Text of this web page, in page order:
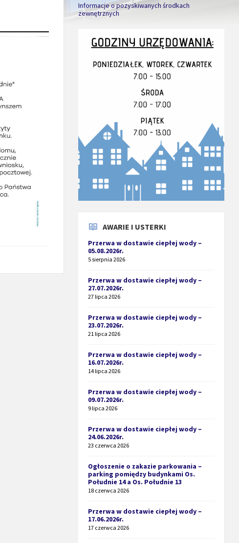
Informacje o pozyskiwanych środkach
zewnętrznych
AWARIE I USTERKI
Przerwa w dostawie ciepłej wody –
05.08.2026r.
5 sierpnia 2026
Przerwa w dostawie ciepłej wody –
27.07.2026r.
27 lipca 2026
Przerwa w dostawie ciepłej wody –
23.07.2026r.
21 lipca 2026
Przerwa w dostawie ciepłej wody –
16.07.2026r.
14 lipca 2026
Przerwa w dostawie ciepłej wody –
09.07.2026r.
9 lipca 2026
Przerwa w dostawie ciepłej wody –
24.06.2026r.
23 czerwca 2026
Ogłoszenie o zakazie parkowania –
parking pomiędzy budynkami Os.
Południe 14 a Os. Południe 13
18 czerwca 2026
Przerwa w dostawie ciepłej wody –
17.06.2026r.
17 czerwca 2026